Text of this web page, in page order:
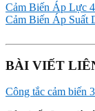
Cảm Biến Áp Lực
Cảm Biến Áp Suất
BÀI VIẾT
Công tắc cảm biến